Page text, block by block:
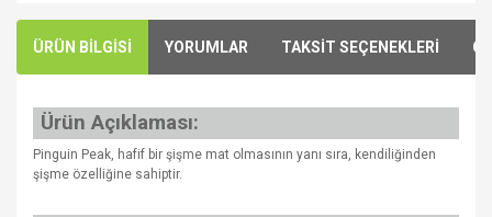
ÜRÜN BİLGİSİ YORUMLAR TAKSİT SEÇENEKLERİ
Ürün Açıklaması:
Pinguin Peak, hafif bir şişme mat olmasının yanı sıra, kendiliğinden
şişme özelliğine sahiptir.